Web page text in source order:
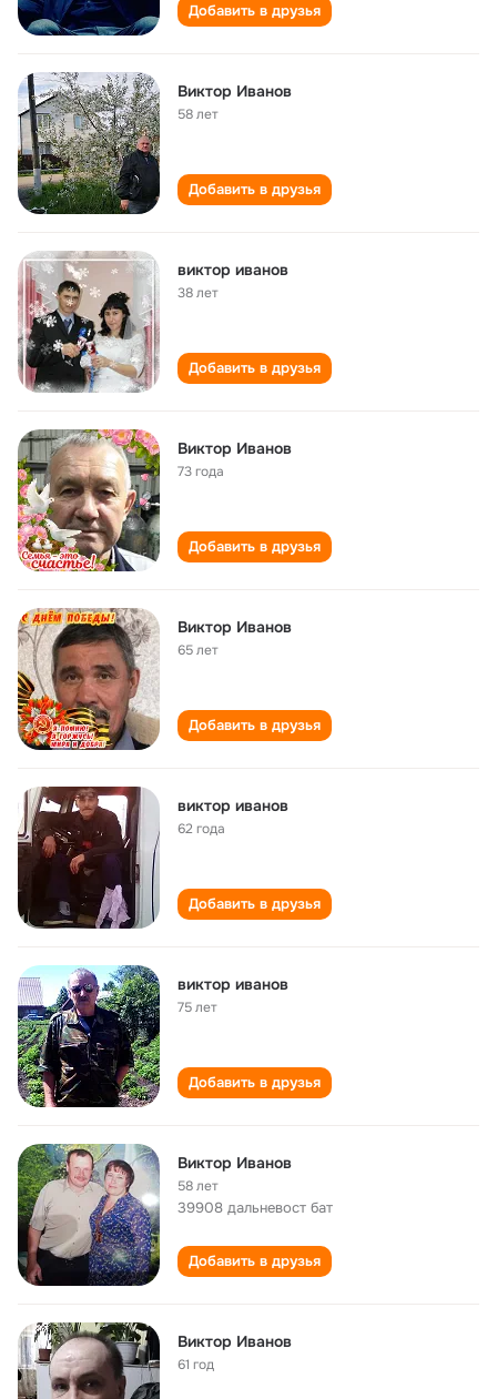
Добавить в друзья
Виктор Иванов
58 лет
Добавить в друзья
виктор иванов
38 лет
Добавить в друзья
Виктор Иванов
73 года
Добавить в друзья
Виктор Иванов
65 лет
Добавить в друзья
виктор иванов
62 года
Добавить в друзья
виктор иванов
75 лет
Добавить в друзья
Виктор Иванов
58 лет
39908 дальневост бат
Добавить в друзья
Виктор Иванов
61 год